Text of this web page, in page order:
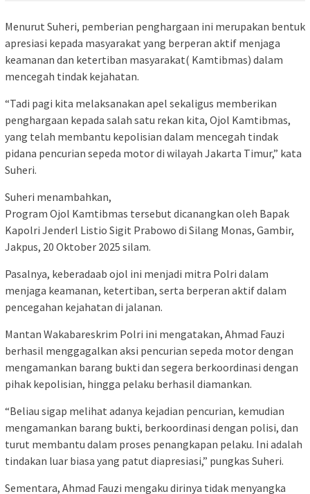
Menurut Suheri, pemberian penghargaan ini merupakan bentuk
apresiasi kepada masyarakat yang berperan aktif menjaga
keamanan dan ketertiban masyarakat( Kamtibmas) dalam
mencegah tindak kejahatan.
“Tadi pagi kita melaksanakan apel sekaligus memberikan
penghargaan kepada salah satu rekan kita, Ojol Kamtibmas,
yang telah membantu kepolisian dalam mencegah tindak
pidana pencurian sepeda motor di wilayah Jakarta Timur,” kata
Suheri.
Suheri menambahkan,
Program Ojol Kamtibmas tersebut dicanangkan oleh Bapak
Kapolri Jenderl Listio Sigit Prabowo di Silang Monas, Gambir,
Jakpus, 20 Oktober 2025 silam.
Pasalnya, keberadaab ojol ini menjadi mitra Polri dalam
menjaga keamanan, ketertiban, serta berperan aktif dalam
pencegahan kejahatan di jalanan.
Mantan Wakabareskrim Polri ini mengatakan, Ahmad Fauzi
berhasil menggagalkan aksi pencurian sepeda motor dengan
mengamankan barang bukti dan segera berkoordinasi dengan
pihak kepolisian, hingga pelaku berhasil diamankan.
“Beliau sigap melihat adanya kejadian pencurian, kemudian
mengamankan barang bukti, berkoordinasi dengan polisi, dan
turut membantu dalam proses penangkapan pelaku. Ini adalah
tindakan luar biasa yang patut diapresiasi,” pungkas Suheri.
Sementara, Ahmad Fauzi mengaku dirinya tidak menyangka